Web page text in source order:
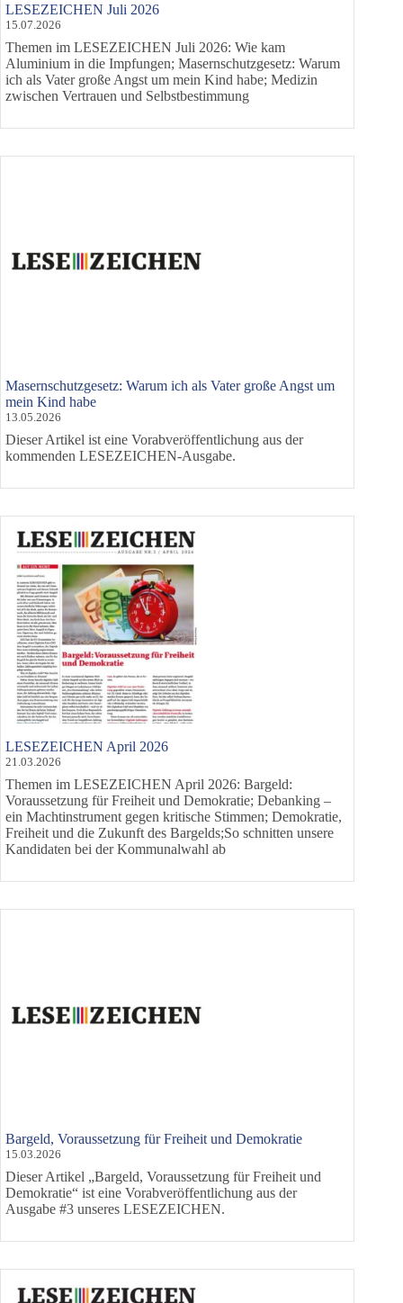
LESEZEICHEN Juli 2026
15.07.2026
Themen im LESEZEICHEN Juli 2026: Wie kam
Aluminium in die Impfungen; Masernschutzgesetz: Warum
ich als Vater große Angst um mein Kind habe; Medizin
zwischen Vertrauen und Selbstbestimmung
Masernschutzgesetz: Warum ich als Vater große Angst um
mein Kind habe
13.05.2026
Dieser Artikel ist eine Vorabveröffentlichung aus der
kommenden LESEZEICHEN-Ausgabe.
LESEZEICHEN April 2026
21.03.2026
Themen im LESEZEICHEN April 2026: Bargeld:
Voraussetzung für Freiheit und Demokratie; Debanking –
ein Machtinstrument gegen kritische Stimmen; Demokratie,
Freiheit und die Zukunft des Bargelds;So schnitten unsere
Kandidaten bei der Kommunalwahl ab
Bargeld, Voraussetzung für Freiheit und Demokratie
15.03.2026
Dieser Artikel „Bargeld, Voraussetzung für Freiheit und
Demokratie“ ist eine Vorabveröffentlichung aus der
Ausgabe #3 unseres LESEZEICHEN.